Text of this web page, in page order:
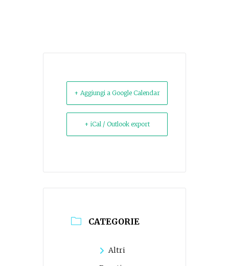
+ Aggiungi a Google Calendar
+ iCal / Outlook export
CATEGORIE
Altri